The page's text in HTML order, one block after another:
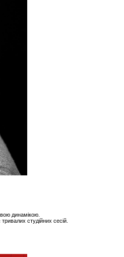
динамікою.
студійних сесій.